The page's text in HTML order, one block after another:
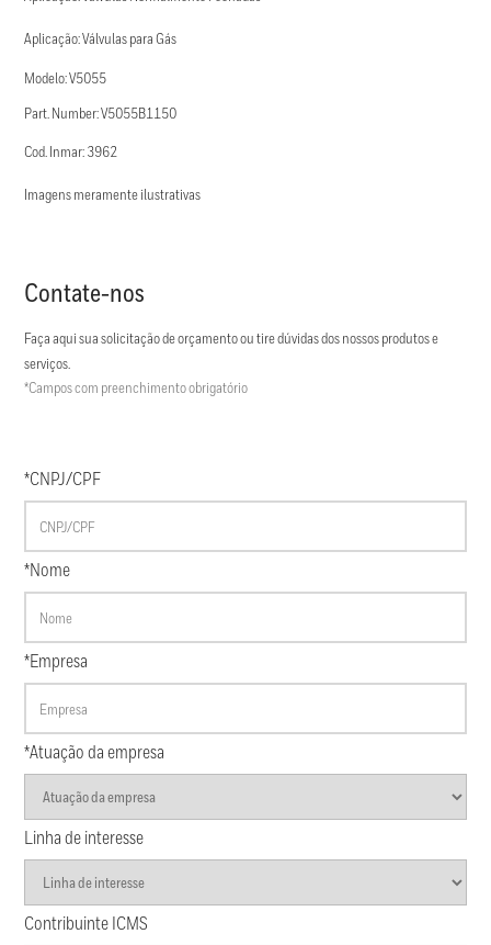
Aplicação: Válvulas para Gás
Modelo: V5055
Part. Number: V5055B1150
Cod. Inmar: 3962
Imagens meramente ilustrativas
Contate-nos
Faça aqui sua solicitação de orçamento ou tire dúvidas dos nossos produtos e
serviços.
*Campos com preenchimento obrigatório
*CNPJ/CPF
*Nome
*Empresa
*Atuação da empresa
Linha de interesse
Contribuinte ICMS